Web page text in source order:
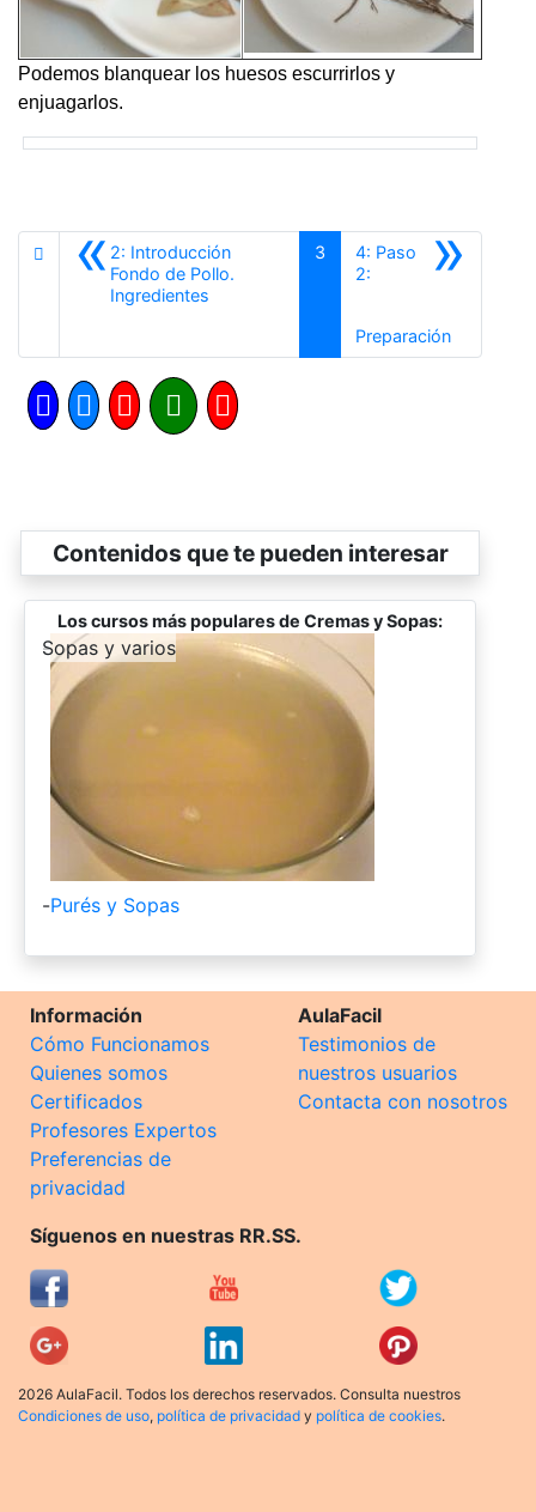
Podemos blanquear los huesos escurrirlos y
enjuagarlos.
«2: Introducción
Fondo de Pollo.
Ingredientes
3 »
4: Paso
2:
PreparaciónSiguiente
Contenidos que te pueden interesar
Los cursos más populares de Cremas y Sopas:
-
Sopas y varios
-Purés y Sopas
Información
Cómo Funcionamos
Quienes somos
Certificados
Profesores Expertos
Preferencias de
privacidad
AulaFacil
Testimonios de
nuestros usuarios
Contacta con nosotros
Síguenos en nuestras RR.SS.
2026 AulaFacil. Todos los derechos reservados. Consulta nuestros
Condiciones de uso, política de privacidad y política de cookies.